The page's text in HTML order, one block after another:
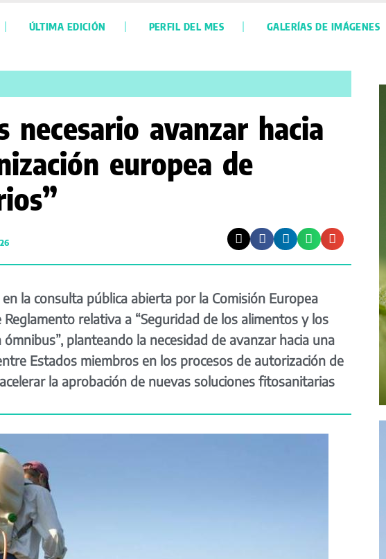
ÚLTIMA EDICIÓN PERFIL DEL MES GALERÍAS DE IMÁGENES
necesario avanzar hacia
europea de
la consulta pública abierta por la Comisión Europea
relativa a “Seguridad de los alimentos y los
planteando la necesidad de avanzar hacia una
Estados miembros en los procesos de autorización de
la aprobación de nuevas soluciones fitosanitarias